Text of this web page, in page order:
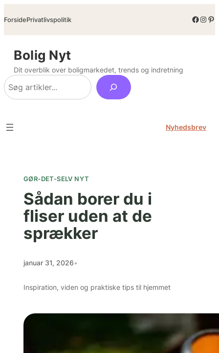
til
ForsidePrivatlivspolitik
Bolig Nyt
Dit overblik over boligmarkedet, trends og indretning
Søg
Nyhedsbrev
GØR-DET-SELV NYT
Sådan borer du i
fliser uden at de
sprækker
januar 31, 2026•
Inspiration, viden og praktiske tips til hjemmet